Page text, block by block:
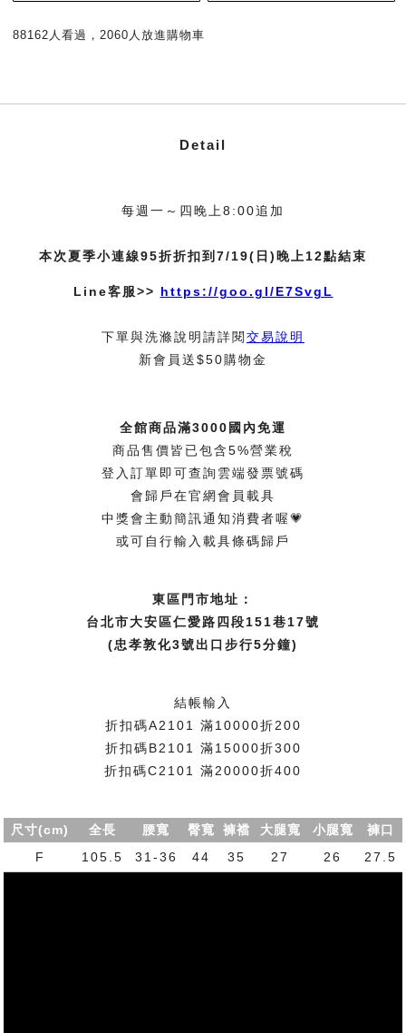
88162人看過，2060人放進購物車
Detail
每週一～四晚上8:00追加
本次夏季小連線95折折扣到7/19(日)晚上12點結束
Line客服>> https://goo.gl/E7SvgL
下單與洗滌說明請詳閱交易說明
新會員送$50購物金
全館商品滿3000國內免運
商品售價皆已包含5%營業稅
登入訂單即可查詢雲端發票號碼
會歸戶在官網會員載具
中獎會主動簡訊通知消費者喔💗
或可自行輸入載具條碼歸戶
東區門市地址：
台北市大安區仁愛路四段151巷17號
(忠孝敦化3號出口步行5分鐘)
結帳輸入
折扣碼A2101 滿10000折200
折扣碼B2101 滿15000折300
折扣碼C2101 滿20000折400
尺寸(cm) 全長 腰寬 臀寬 褲襠 大腿寬 小腿寬
褲口
F
105.5 31-36 44 35 27 26 27.5